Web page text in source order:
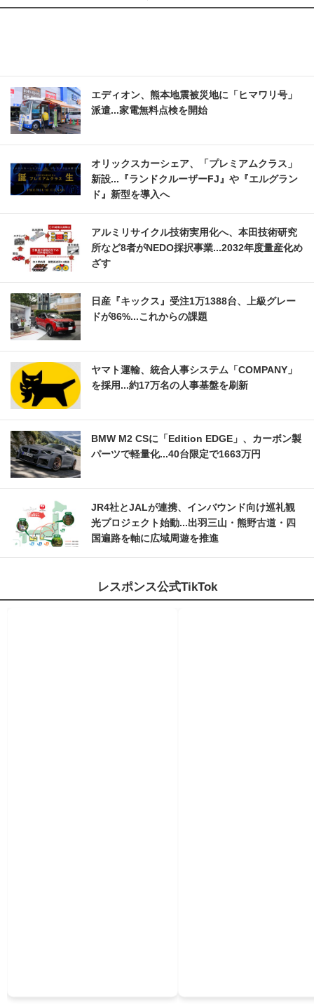
エディオン、熊本地震被災地に「ヒマワリ号」
派遣...家電無料点検を開始
オリックスカーシェア、「プレミアムクラス」
新設...『ランドクルーザーFJ』や『エルグラン
ド』新型を導入へ
アルミリサイクル技術実用化へ、本田技術研究
所など8者がNEDO採択事業...2032年度量産化め
ざす
日産『キックス』受注1万1388台、上級グレー
ドが86%...これからの課題
ヤマト運輸、統合人事システム「COMPANY」
を採用...約17万名の人事基盤を刷新
BMW M2 CSに「Edition EDGE」、カーボン製
パーツで軽量化...40台限定で1663万円
JR4社とJALが連携、インバウンド向け巡礼観
光プロジェクト始動...出羽三山・熊野古道・四
国遍路を軸に広域周遊を推進
レスポンス公式TikTok